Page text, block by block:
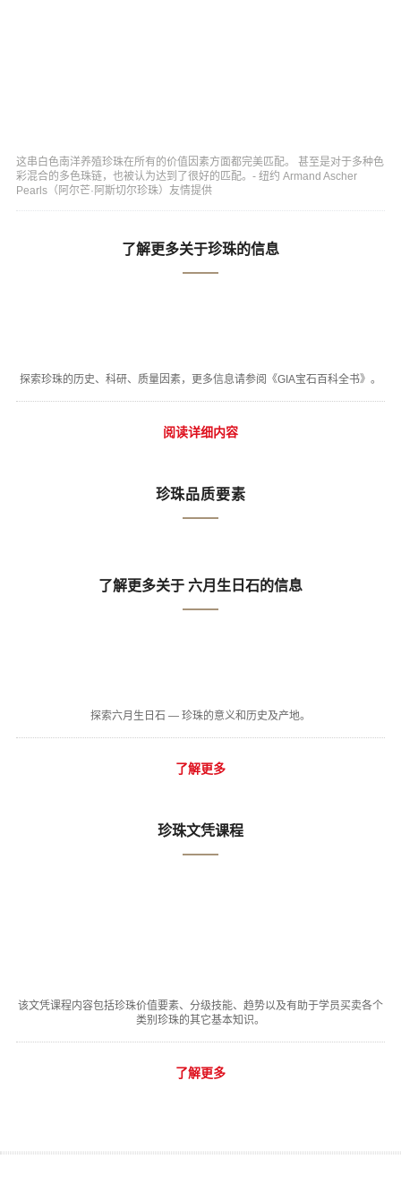
这串白色南洋养殖珍珠在所有的价值因素方面都完美匹配。 甚至是对于多种色
彩混合的多色珠链，也被认为达到了很好的匹配。- 纽约 Armand Ascher
Pearls（阿尔芒·阿斯切尔珍珠）友情提供
了解更多关于珍珠的信息
探索珍珠的历史、科研、质量因素，更多信息请参阅《GIA宝石百科全书》。
阅读详细内容
珍珠品质要素
了解更多关于 六月生日石的信息
探索六月生日石 — 珍珠的意义和历史及产地。
了解更多
珍珠文凭课程
该文凭课程内容包括珍珠价值要素、分级技能、趋势以及有助于学员买卖各个
类别珍珠的其它基本知识。
了解更多